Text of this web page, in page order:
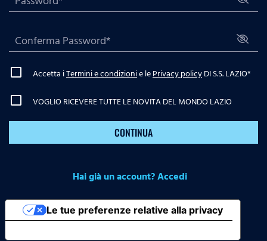
Accetta iTermini e condizionie lePrivacy policyDI S.S. LAZIO*
VOGLIO RICEVERE TUTTE LE NOVITA DEL MONDO LAZIO
CONTINUA
Hai già un account? Accedi
Le tue preferenze relative alla privacy